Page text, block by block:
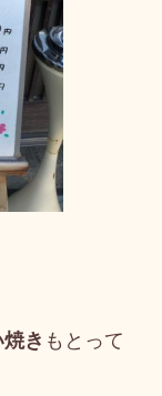
き もとって